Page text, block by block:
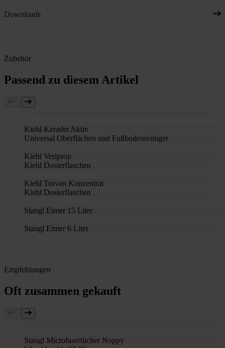
Downloads
Zubehör
Passend zu diesem Artikel
Kiehl Keradet Aktiv
Universal Oberflächen und Fußbodenreiniger
Kiehl Veriprop
Kiehl Dosierflaschen
Kiehl Torvan Konzentrat
Kiehl Dosierflaschen
Stangl Eimer 15 Liter
Stangl Eimer 6 Liter
Empfehlungen
Oft zusammen gekauft
Stangl Microfasertücher Noppy